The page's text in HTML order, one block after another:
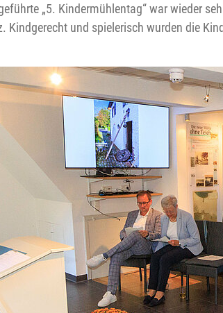
„5. Kindermühlentag“ war wieder
und spielerisch wurden die